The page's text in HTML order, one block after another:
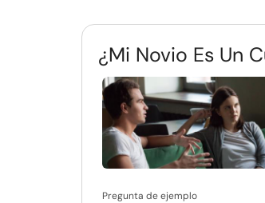
¿Mi Novio Es Un
Pregunta de ejemplo